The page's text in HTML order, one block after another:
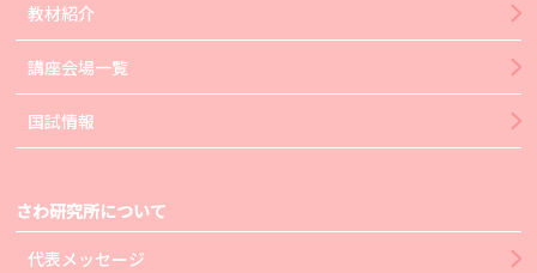
教材紹介
講座会場一覧
国試情報
さわ研究所について
代表メッセージ